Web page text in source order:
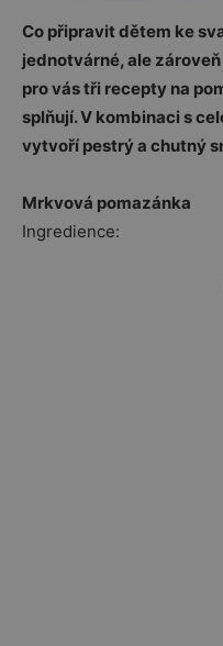
Co připravit dětem ke
jednotvárné, ale
pro vás tři recepty na
splňují. V kombinaci s
vytvoří pestrý a chutný
Mrkvová pomazánka
Ingredience: